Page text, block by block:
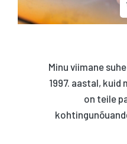
Minu viimane
1997. aastal, kuid
on teile